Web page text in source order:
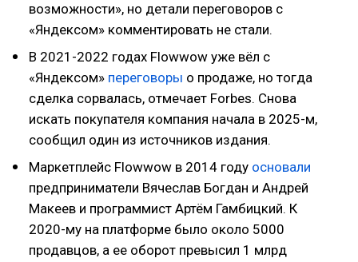
возможности», но детали переговоров с
«Яндексом» комментировать не стали.
В 2021-2022 годах Flowwow уже вёл с
«Яндексом» переговоры о продаже, но тогда
сделка сорвалась, отмечает Forbes. Снова
искать покупателя компания начала в 2025-м,
сообщил один из источников издания.
Маркетплейс Flowwow в 2014 году основали
предприниматели Вячеслав Богдан и Андрей
Макеев и программист Артём Гамбицкий. К
2020-му на платформе было около 5000
продавцов, а ее оборот превысил 1 млрд